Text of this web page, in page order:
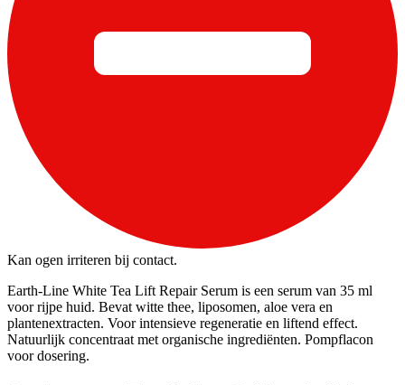
Kan ogen irriteren bij contact.
Earth-Line White Tea Lift Repair Serum is een serum van 35 ml
voor rijpe huid. Bevat witte thee, liposomen, aloe vera en
plantenextracten. Voor intensieve regeneratie en liftend effect.
Natuurlijk concentraat met organische ingrediënten. Pompflacon
voor dosering.